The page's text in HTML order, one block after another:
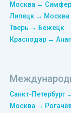
Москва →
Липецк → Москва
Тверь → Бежецк
Краснодар →
Санкт-Петербург
Москва →